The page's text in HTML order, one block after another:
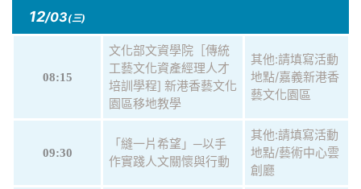
12/03(三)
08:15
文化部文資學院［傳統
工藝文化資產經理人才
培訓學程] 新港香藝文化
園區移地教學
其他:請填寫活動
地點/嘉義新港香
藝文化園區
09:30
「縫一片希望」─以手
作實踐人文關懷與行動
其他:請填寫活動
地點/藝術中心雲
創廳